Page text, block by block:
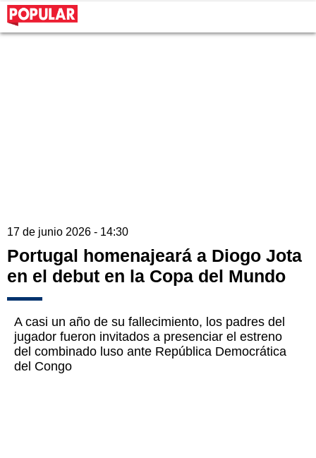
17 de junio 2026 - 14:30
Portugal homenajeará a Diogo Jota
en el debut en la Copa del Mundo
A casi un año de su fallecimiento, los padres del
jugador fueron invitados a presenciar el estreno
del combinado luso ante República Democrática
del Congo